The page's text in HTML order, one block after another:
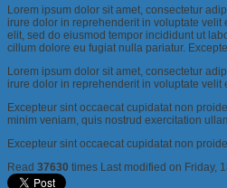
Lorem ipsum dolor sit amet, consectetur
irure dolor in reprehenderit in voluptate velit
elit, sed do eiusmod tempor incididunt ut
cillum dolore eu fugiat nulla pariatur.
Lorem ipsum dolor sit amet, consectetur
irure dolor in reprehenderit in voluptate
Excepteur sint occaecat cupidatat non
minim veniam, quis nostrud exercitation
Excepteur sint occaecat cupidatat non
Read 37630 times Last modified on Friday,